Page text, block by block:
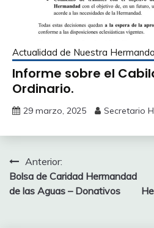
Actualidad de Nuestra
Informe sobre el
Ordinario.
29 marzo, 2025 Secretario
Navegación
de
Anterior:
Bolsa de Caridad Hermandad
de las Aguas – Donativos